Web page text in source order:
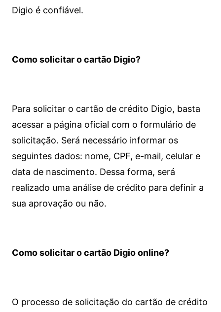
Digio é confiável.
Como solicitar o cartão Digio?
Para solicitar o cartão de crédito Digio, basta
acessar a página oficial com o formulário de
solicitação. Será necessário informar os
seguintes dados: nome, CPF, e-mail, celular e
data de nascimento. Dessa forma, será
realizado uma análise de crédito para definir a
sua aprovação ou não.
Como solicitar o cartão Digio online?
O processo de solicitação do cartão de crédito